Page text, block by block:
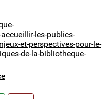
les-publics-
et-perspectives-pour-le-
de-la-bibliotheque-